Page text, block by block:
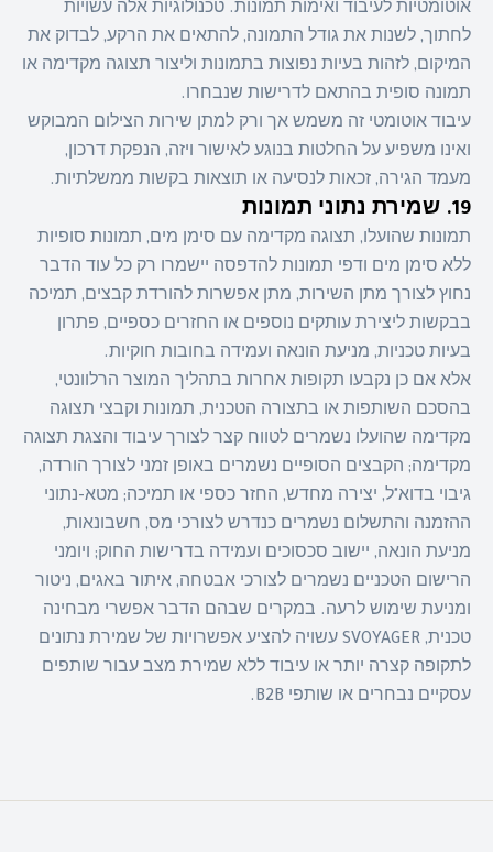
אוטומטיות לעיבוד ואימות תמונות. טכנולוגיות אלה עשויות
לחתוך, לשנות את גודל התמונה, להתאים את הרקע, לבדוק את
המיקום, לזהות בעיות נפוצות בתמונות וליצור תצוגה מקדימה או
תמונה סופית בהתאם לדרישות שנבחרו.
עיבוד אוטומטי זה משמש אך ורק למתן שירות הצילום המבוקש
ואינו משפיע על החלטות בנוגע לאישור ויזה, הנפקת דרכון,
מעמד הגירה, זכאות לנסיעה או תוצאות בקשות ממשלתיות.
19. שמירת נתוני תמונות
תמונות שהועלו, תצוגה מקדימה עם סימן מים, תמונות סופיות
ללא סימן מים ודפי תמונות להדפסה יישמרו רק כל עוד הדבר
נחוץ לצורך מתן השירות, מתן אפשרות להורדת קבצים, תמיכה
בבקשות ליצירת עותקים נוספים או החזרים כספיים, פתרון
בעיות טכניות, מניעת הונאה ועמידה בחובות חוקיות.
אלא אם כן נקבעו תקופות אחרות בתהליך המוצר הרלוונטי,
בהסכם השותפות או בתצורה הטכנית, תמונות וקבצי תצוגה
מקדימה שהועלו נשמרים לטווח קצר לצורך עיבוד והצגת תצוגה
מקדימה; הקבצים הסופיים נשמרים באופן זמני לצורך הורדה,
גיבוי בדוא"ל, יצירה מחדש, החזר כספי או תמיכה; מטא-נתוני
ההזמנה והתשלום נשמרים כנדרש לצורכי מס, חשבונאות,
מניעת הונאה, יישוב סכסוכים ועמידה בדרישות החוק; ויומני
הרישום הטכניים נשמרים לצורכי אבטחה, איתור באגים, ניטור
ומניעת שימוש לרעה. במקרים שבהם הדבר אפשרי מבחינה
טכנית, SVOYAGER עשויה להציע אפשרויות של שמירת נתונים
לתקופה קצרה יותר או עיבוד ללא שמירת מצב עבור שותפים
עסקיים נבחרים או שותפי B2B.